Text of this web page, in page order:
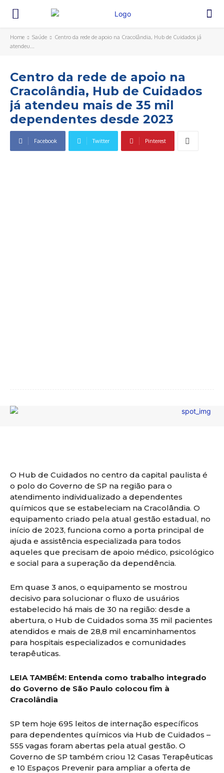
Home Saúde
Centro da rede de apoio na Cracolândia, Hub de Cuidados já
atendeu...
Centro da rede de apoio na
Cracolândia, Hub de Cuidados
já atendeu mais de 35 mil
dependentes desde 2023
Facebook Twitter Pinterest
O Hub de Cuidados no centro da capital paulista é
o polo do Governo de SP na região para o
atendimento individualizado a dependentes
químicos que se estabeleciam na Cracolândia. O
equipamento criado pela atual gestão estadual, no
início de 2023, funciona como a porta principal de
ajuda e assistência especializada para todos
aqueles que precisam de apoio médico, psicológico
e social para a superação da dependência.
Em quase 3 anos, o equipamento se mostrou
decisivo para solucionar o fluxo de usuários
estabelecido há mais de 30 na região: desde a
abertura, o Hub de Cuidados soma 35 mil pacientes
atendidos e mais de 28,8 mil encaminhamentos
para hospitais especializados e comunidades
terapêuticas.
LEIA TAMBÉM: Entenda como trabalho integrado
do Governo de São Paulo colocou fim à
Cracolândia
SP tem hoje 695 leitos de internação específicos
para dependentes químicos via Hub de Cuidados –
555 vagas foram abertas pela atual gestão. O
Governo de SP também criou 12 Casas Terapêuticas
e 10 Espaços Prevenir para ampliar a oferta de